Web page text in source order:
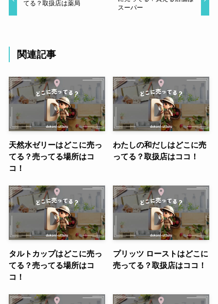
てる？取扱店は薬局
スーパー
関連記事
天然水ゼリーはどこに売っ
てる？売ってる場所はコ
コ！
わたしの和だしはどこに売
ってる？取扱店はココ！
タルトカップはどこに売っ
てる？売ってる場所はコ
コ！
プリッツ ローストはどこに
売ってる？取扱店はココ！